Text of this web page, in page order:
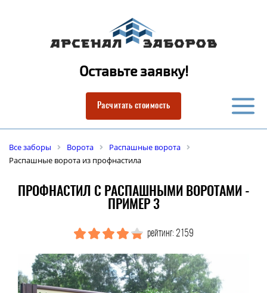
Оставьте заявку!
Расчитать стоимость
Все заборы Ворота
Распашные ворота
Распашные ворота из профнастила
ПРОФНАСТИЛ С РАСПАШНЫМИ ВОРОТАМИ -
ПРИМЕР 3
рейтинг: 2159